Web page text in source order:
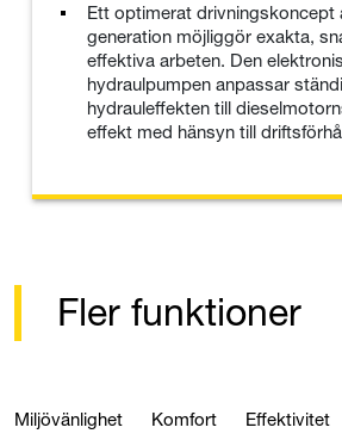
Ett optimerat drivningskoncept
generation möjliggör exakta,
effektiva arbeten. Den
hydraulpumpen anpassar
hydrauleffekten till
effekt med hänsyn till
Fler funktioner
Miljövänlighet Komfort Effektivitet